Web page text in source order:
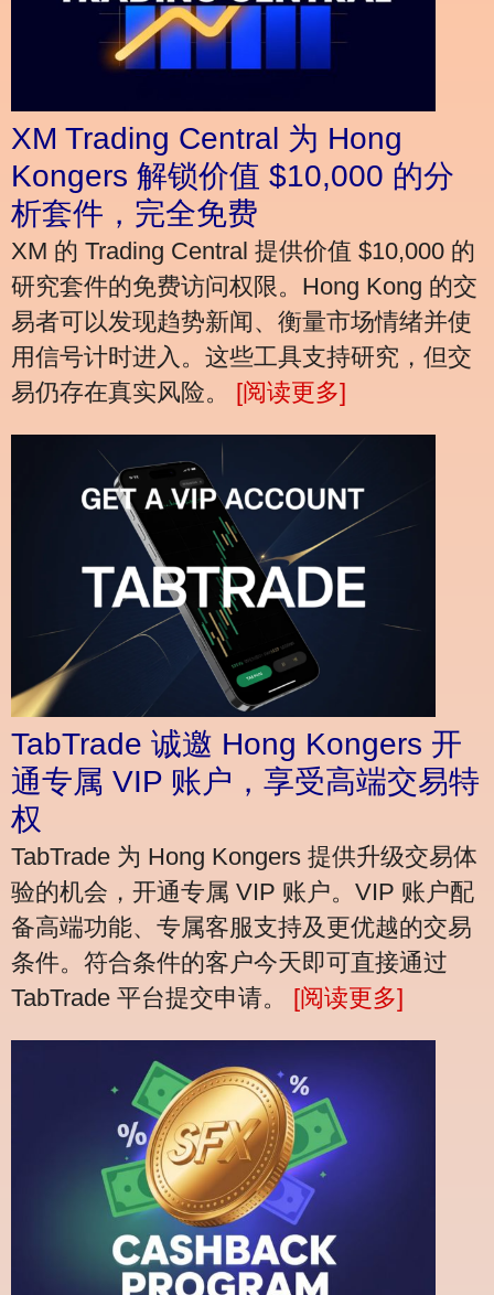
XM Trading Central 为 Hong
Kongers 解锁价值 $10,000 的分
析套件，完全免费
XM 的 Trading Central 提供价值 $10,000 的
研究套件的免费访问权限。Hong Kong 的交
易者可以发现趋势新闻、衡量市场情绪并使
用信号计时进入。这些工具支持研究，但交
易仍存在真实风险。 [阅读更多]
TabTrade 诚邀 Hong Kongers 开
通专属 VIP 账户，享受高端交易特
权
TabTrade 为 Hong Kongers 提供升级交易体
验的机会，开通专属 VIP 账户。VIP 账户配
备高端功能、专属客服支持及更优越的交易
条件。符合条件的客户今天即可直接通过
TabTrade 平台提交申请。
[阅读更多]